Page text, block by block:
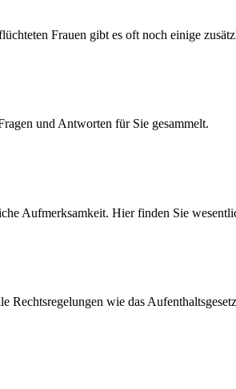
Frauen gibt es oft noch einige
und Antworten für Sie gesammelt.
Aufmerksamkeit. Hier finden Sie
Rechtsregelungen wie das